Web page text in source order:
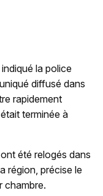
la police
diffusé dans
rapidement
terminée à
été relogés dans
région, précise le
chambre.